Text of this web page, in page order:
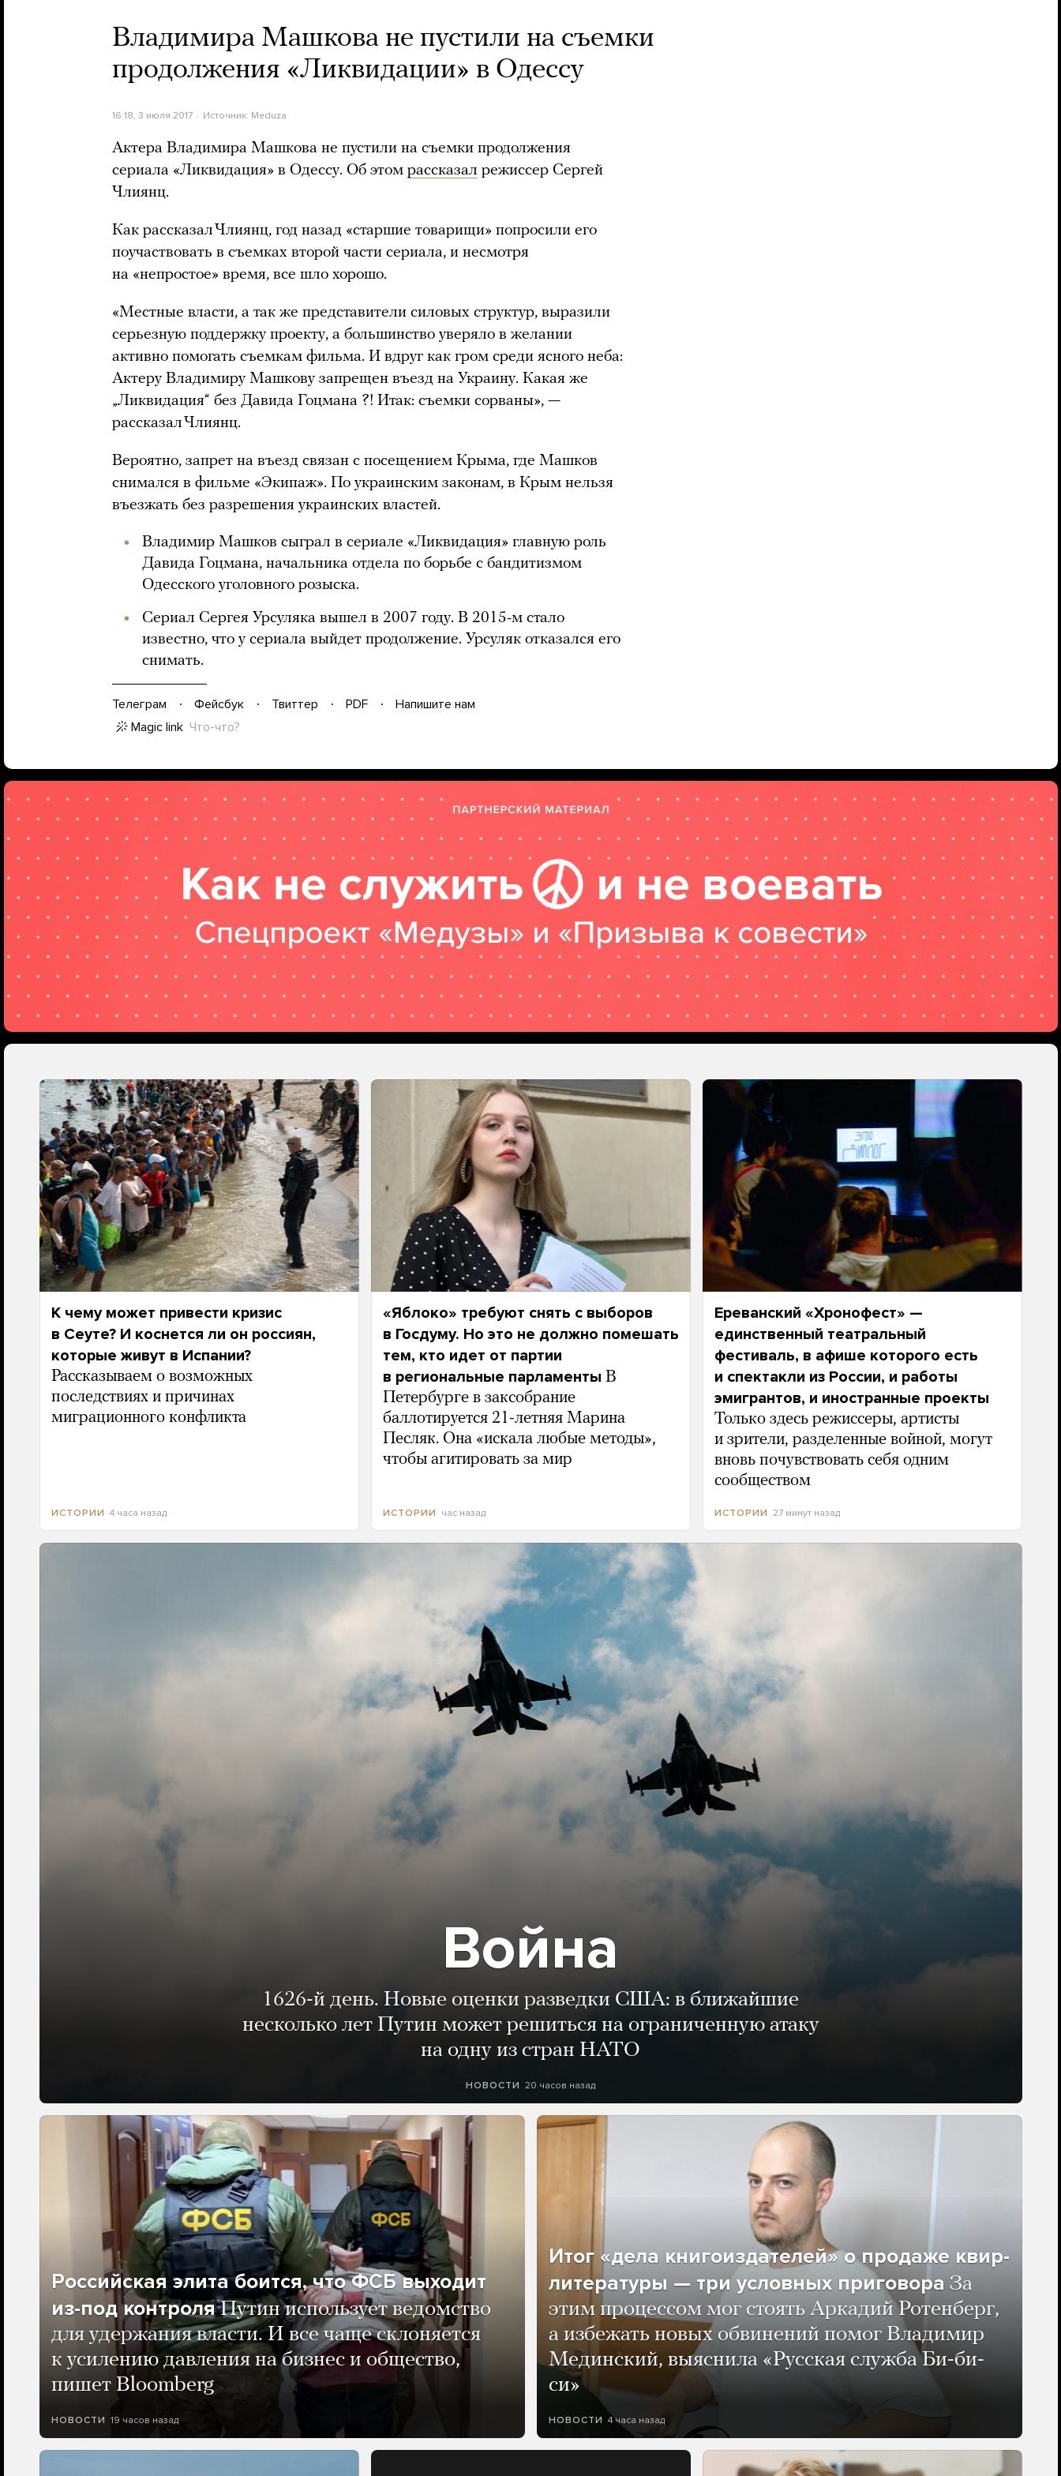
Владимира Машкова не пустили на съемки
продолжения «Ликвидации» в Одессу
16:18, 3 июля 2017 Источник: Meduza
Актера Владимира Машкова не пустили на съемки продолжения
сериала «Ликвидация» в Одессу. Об этом рассказал режиссер Сергей
Члиянц.
Как рассказал Члиянц, год назад «старшие товарищи» попросили его
поучаствовать в съемках второй части сериала, и несмотря
на «непростое» время, все шло хорошо.
«Местные власти, а так же представители силовых структур, выразили
серьезную поддержку проекту, а большинство уверяло в желании
активно помогать съемкам фильма. И вдруг как гром среди ясного неба:
Актеру Владимиру Машкову запрещен въезд на Украину. Какая же
„Ликвидация“ без Давида Гоцмана ?! Итак: съемки сорваны», —
рассказал Члиянц.
Вероятно, запрет на въезд связан с посещением Крыма, где Машков
снимался в фильме «Экипаж». По украинским законам, в Крым нельзя
въезжать без разрешения украинских властей.
Владимир Машков сыграл в сериале «Ликвидация» главную роль
Давида Гоцмана, начальника отдела по борьбе с бандитизмом
Одесского уголовного розыска.
Сериал Сергея Урсуляка вышел в 2007 году. В 2015-м стало
известно, что у сериала выйдет продолжение. Урсуляк отказался его
снимать.
Телеграм Фейсбук Твиттер PDF
Напишите нам
Magic link Что-что?
К чему может привести кризис
в Сеуте? И коснется ли он россиян,
которые живут в Испании?
Рассказываем о возможных
последствиях и причинах
миграционного конфликта
ИСТОРИИ 4 часа назад
«Яблоко» требуют снять с выборов
в Госдуму. Но это не должно помешать
тем, кто идет от партии
в региональные парламенты В
Петербурге в заксобрание
баллотируется 21-летняя Марина
Песляк. Она «искала любые методы»,
чтобы агитировать за мир
ИСТОРИИ час назад
Ереванский «Хронофест» —
единственный театральный
фестиваль, в афише которого есть
и спектакли из России, и работы
эмигрантов, и иностранные проекты
Только здесь режиссеры, артисты
и зрители, разделенные войной, могут
вновь почувствовать себя одним
сообществом
ИСТОРИИ 27 минут назад
Война
1626-й день. Новые оценки разведки США: в ближайшие
несколько лет Путин может решиться на ограниченную атаку
на одну из стран НАТО
НОВОСТИ 20 часов назад
Российская элита боится, что ФСБ выходит
из-под контроля Путин использует ведомство
для удержания власти. И все чаще склоняется
к усилению давления на бизнес и общество,
пишет Bloomberg
НОВОСТИ 19 часов назад
Итог «дела книгоиздателей» о продаже квир-
литературы — три условных приговора За
этим процессом мог стоять Аркадий Ротенберг,
а избежать новых обвинений помог Владимир
Мединский, выяснила «Русская служба Би-би-
си»
НОВОСТИ 4 часа назад